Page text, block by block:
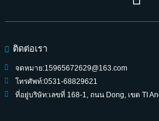
ติดต่อเรา
จดหมาย:15965672629@163.com
โทรศัพท์:0531-68829621
ที่อยู่บริษัท:เลขที่ 168-1, ถนน Dong, เขต TI